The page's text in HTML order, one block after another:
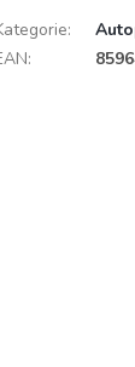
:
: